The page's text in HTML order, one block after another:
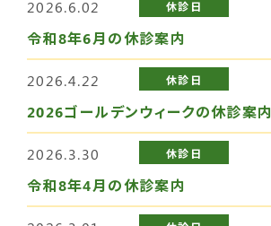
2026.6.02 休診日
令和8年6月の休診案内
2026.4.22 休診日
2026ゴールデンウィークの休診案内
2026.3.30 休診日
令和8年4月の休診案内